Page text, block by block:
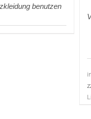
benutzen